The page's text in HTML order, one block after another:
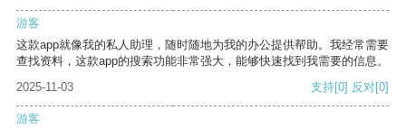
游客
这款app就像我的私人助理，随时随地为我的办公提供帮助。我经常需要
查找资料，这款app的搜索功能非常强大，能够快速找到我需要的信息。
2025-11-03
支持[0] 反对[0]
游客